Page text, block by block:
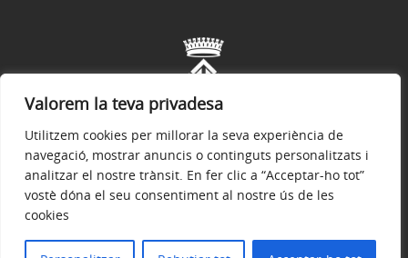
Valorem la teva privadesa
Utilitzem cookies per millorar la seva experiència de
navegació, mostrar anuncis o continguts personalitzats i
analitzar el nostre trànsit. En fer clic a “Acceptar-ho tot”
vostè dóna el seu consentiment al nostre ús de les
cookiesAvís legal
© 2026